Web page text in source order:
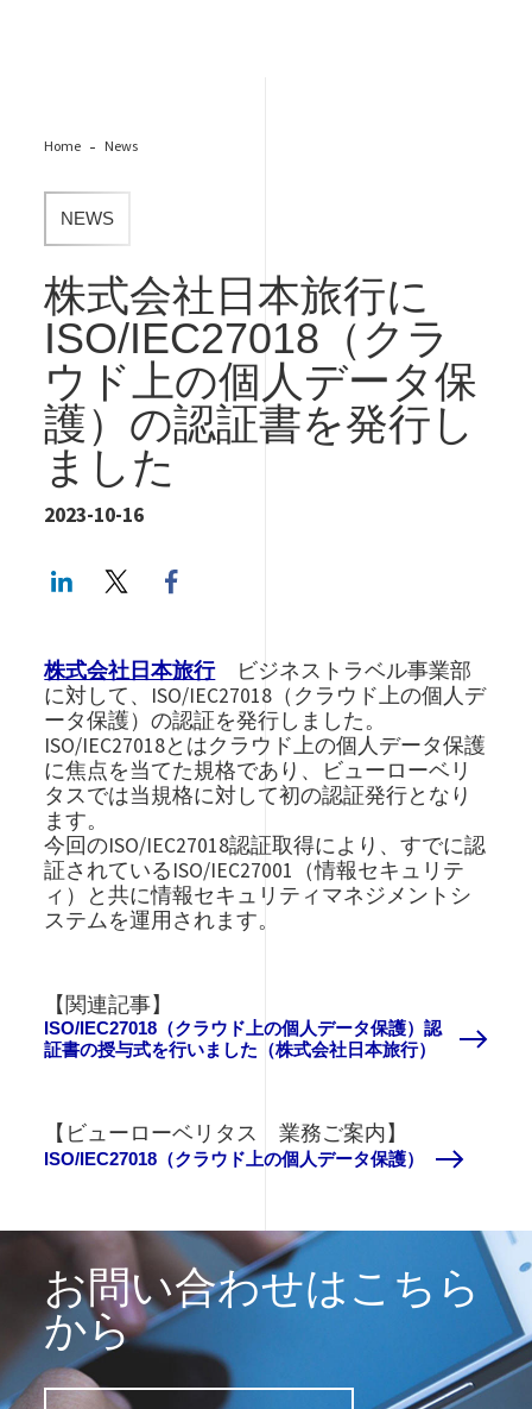
Home News
NEWS
株式会社日本旅行に
ISO/IEC27018（クラ
ウド上の個人データ保
護）の認証書を発行し
ました
2023-10-16
LinkedInTwitter
株式会社日本旅行ビジネストラベル事業部
に対して、ISO/IEC27018（クラウド上の個人デ
ータ保護）の認証を発行しました。
ISO/IEC27018とはクラウド上の個人データ保護
に焦点を当てた規格であり、ビューローベリ
タスでは当規格に対して初の認証発行となり
ます。
今回のISO/IEC27018認証取得により、すでに認
証されているISO/IEC27001（情報セキュリテ
ィ）と共に情報セキュリティマネジメントシ
ステムを運用されます。
【関連記事】
ISO/IEC27018（クラウド上の個人データ保護）認
証書の授与式を行いました（株式会社日本旅行）
【ビューローベリタス 業務ご案内】
ISO/IEC27018（クラウド上の個人データ保護）
お問い合わせはこちら
から